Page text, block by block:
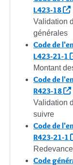
L423-18
Validation
générales
Code de
L423-21-1
Montant
Code de
R423-18
Validation
suivre
Code de
R423-21-1
Code